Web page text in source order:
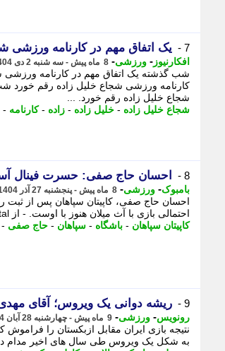
7 - یک اتفاق مهم در کارنامه ورزشی
افکارنیوز - ورزشی- 8 ماه پیش - سه شنبه 2 دی 1404، 16:47
شب گذشته یک اتفاق مهم در کارنامه ورزشی
کارنامه ورزشی شجاع خلیل زاده رقم خورد
شجاع خلیل زاده رقم خورد. ...
شجاع خلیل زاده - خلیل زاده - زاده -کارنامه -
8 - احسان حاج صفی: حسرت فینال
بامبوک- ورزشی- 8 ماه پیش - پنجشنبه 27 آذر 1404، 02:28
احتمالی بازی با آث میلان هنوز با اوست. - از bambook.digital مجله خبری بام بوک گزارش می ...
کاپیتان سپاهان - باشگاه - سپاهان - حاج صفی -
9 - ریشه دوانی یک ویروس؛ آقای
رونویس- ورزشی- 9 ماه پیش - چهارشنبه 28 آبان 1404، 10:53
نتیجه بازی ایران مقابل ازبکستان را فراموش
به شکل یک ویروس طی سال های اخیر مدام